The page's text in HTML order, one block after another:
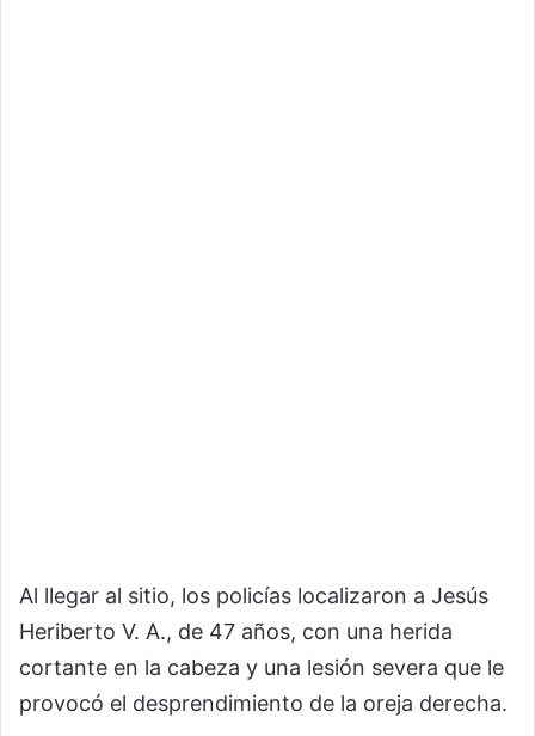
Al llegar al sitio, los policías localizaron a Jesús
Heriberto V. A., de 47 años, con una herida
cortante en la cabeza y una lesión severa que le
provocó el desprendimiento de la oreja derecha.